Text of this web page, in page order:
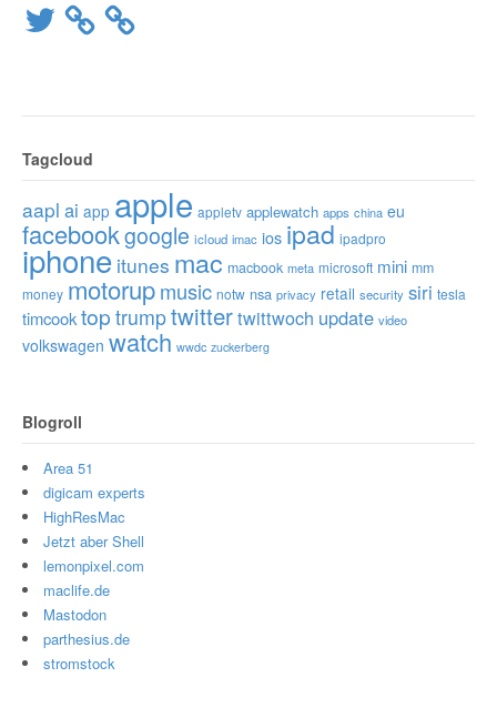
Twitter
Tagcloud
aapl ai app apple appletv applewatch apps china eu
facebookgoogle icloud imac ios ipad ipadpro
iphone itunes mac macbook meta microsoft mini mm
money motorupmusic notw nsa privacy retail security siri tesla
timcooktop trumptwittertwittwoch update video
volkswagen watch wwdc zuckerberg
Blogroll
Area 51
digicam experts
HighResMac
Jetzt aber Shell
lemonpixel.com
maclife.de
Mastodon
parthesius.de
stromstock